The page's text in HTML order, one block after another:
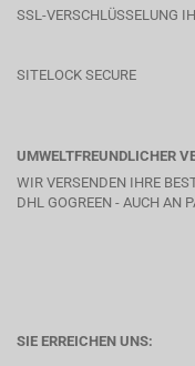
SSL-VERSCHLÜSSELUNG
SITELOCK SECURE
UMWELTFREUNDLICHER
WIR VERSENDEN IHRE
DHL GOGREEN - AUCH AN
SIE ERREICHEN UNS: